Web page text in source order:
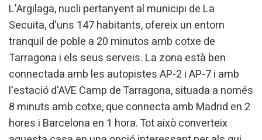
L’Argilaga, nucli pertanyent al municipi de La
Secuita, d'uns 147 habitants, ofereix un entorn
tranquil de poble a 20 minutos amb cotxe de
Tarragona i els seus serveis. La zona està ben
connectada amb les autopistes AP-2 i AP-7 i amb
l'estació d'AVE Camp de Tarragona, situada a només
8 minuts amb cotxe, que connecta amb Madrid en 2
hores i Barcelona en 1 hora. Tot això converteix